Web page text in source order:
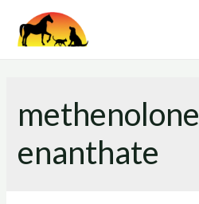
methenolone
enanthate